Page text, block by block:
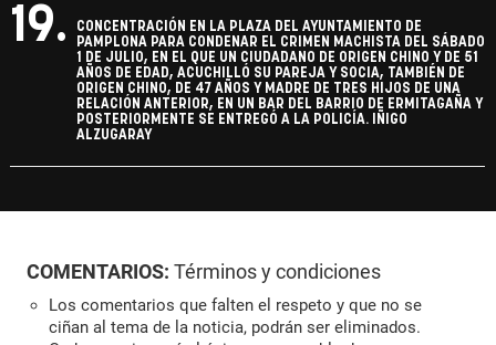
19.
CONCENTRACIÓN EN LA PLAZA DEL AYUNTAMIENTO DE
PAMPLONA PARA CONDENAR EL CRIMEN MACHISTA DEL SÁBADO
1 DE JULIO, EN EL QUE UN CIUDADANO DE ORIGEN CHINO Y DE 51
AÑOS DE EDAD, ACUCHILLÓ SU PAREJA Y SOCIA, TAMBIÉN DE
ORIGEN CHINO, DE 47 AÑOS Y MADRE DE TRES HIJOS DE UNA
RELACIÓN ANTERIOR, EN UN BAR DEL BARRIO DE ERMITAGAÑA Y
POSTERIORMENTE SE ENTREGÓ A LA POLICÍA. IÑIGO
ALZUGARAY
COMENTARIOS: Términos y condiciones
Los comentarios que falten el respeto y que no se
ciñan al tema de la noticia, podrán ser eliminados.